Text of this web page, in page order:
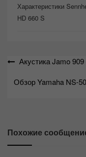
Характеристики
HD 660 S
Навигация
записям
Акустика Jamo
Обзор Yamaha NS-
Похожие